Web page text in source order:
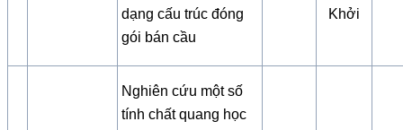
dạng cấu trúc đóng
gói bán cầu
Khởi
Nghiên cứu một số
tính chất quang học